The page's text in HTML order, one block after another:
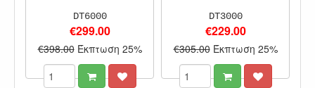
DT6000
€299.00
€398.00 Έκπτωση 25%
DT3000
€229.00
€305.00 Έκπτωση 25%